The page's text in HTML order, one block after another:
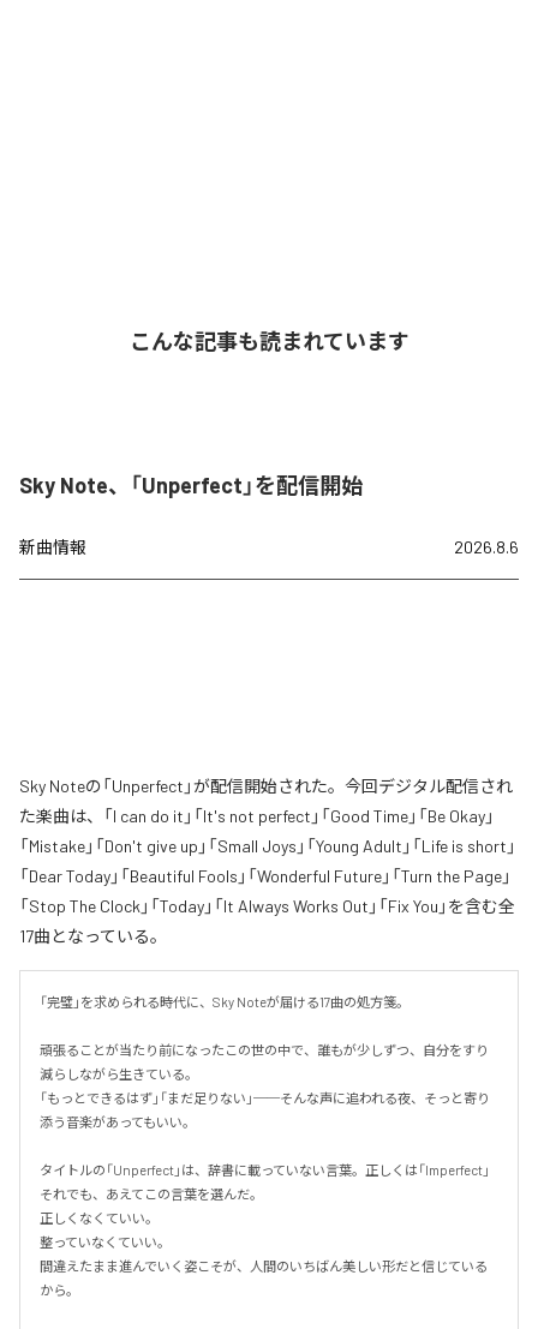
こんな記事も読まれています
Sky Note、「Unperfect」を配信開始
新曲情報 2026.8.6
Sky Noteの「Unperfect」が配信開始された。今回デジタル配信され
た楽曲は、「I can do it」「It's not perfect」「Good Time」「Be Okay」
「Mistake」「Don't give up」「Small Joys」「Young Adult」「Life is short」
「Dear Today」「Beautiful Fools」「Wonderful Future」「Turn the Page」
「Stop The Clock」「Today」「It Always Works Out」「Fix You」を含む全
17曲となっている。
「完璧」を求められる時代に、Sky Noteが届ける17曲の処方箋。
頑張ることが当たり前になったこの世の中で、誰もが少しずつ、自分をすり
減らしながら生きている。
「もっとできるはず」「まだ足りない」──そんな声に追われる夜、そっと寄り
添う音楽があってもいい。
タイトルの「Unperfect」は、辞書に載っていない言葉。正しくは「Imperfect」
それでも、あえてこの言葉を選んだ。
正しくなくていい。
整っていなくていい。
間違えたまま進んでいく姿こそが、人間のいちばん美しい形だと信じている
から。